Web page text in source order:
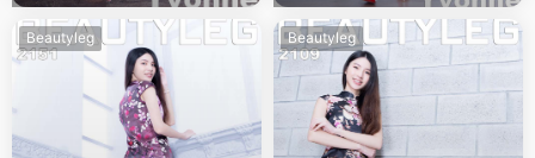
Beautyleg Beautyleg